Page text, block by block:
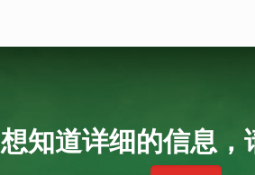
想知道详细的信息，